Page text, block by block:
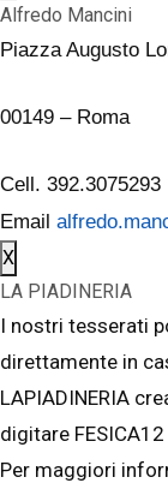
Alfredo Mancini
Piazza Augusto
00149 – Roma
Cell. 392.3075293
Email
X
LA PIADINERIA
I nostri tesserati
direttamente in
LAPIADINERIA
digitare FESICA12
Per maggiori